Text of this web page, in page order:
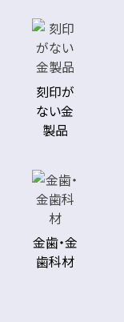
買取参考価格
宝石・ジュエリー
ダイヤモンド
輪）
店舗買取
刻印が
ない金
製品
金歯・金
歯科材